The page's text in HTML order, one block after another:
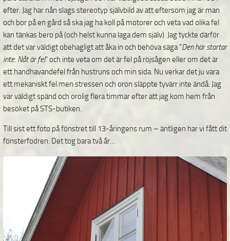
efter. Jag har nån slags stereotyp självbild av att eftersom jag är man
och bor på en gård så ska jag ha koll på motorer och veta vad olika fel
kan tänkas bero på (och helst kunna laga dem själv). Jag tyckte därför
att det var väldigt obehagligt att åka in och behöva säga ”Den här startar
inte. Nåt är fel” och inte veta om det är fel på röjsågen eller om det är
ett handhavandefel från hustruns och min sida. Nu verkar det ju vara
ett mekaniskt fel men stressen och oron släppte tyvärr inte ändå. Jag
var väldigt spänd och orolig flera timmar efter att jag kom hem från
besöket på STS-butiken.
Till sist ett foto på fönstret till 13-åringens rum – äntligen har vi fått dit
fönsterfodren. Det tog bara två år…